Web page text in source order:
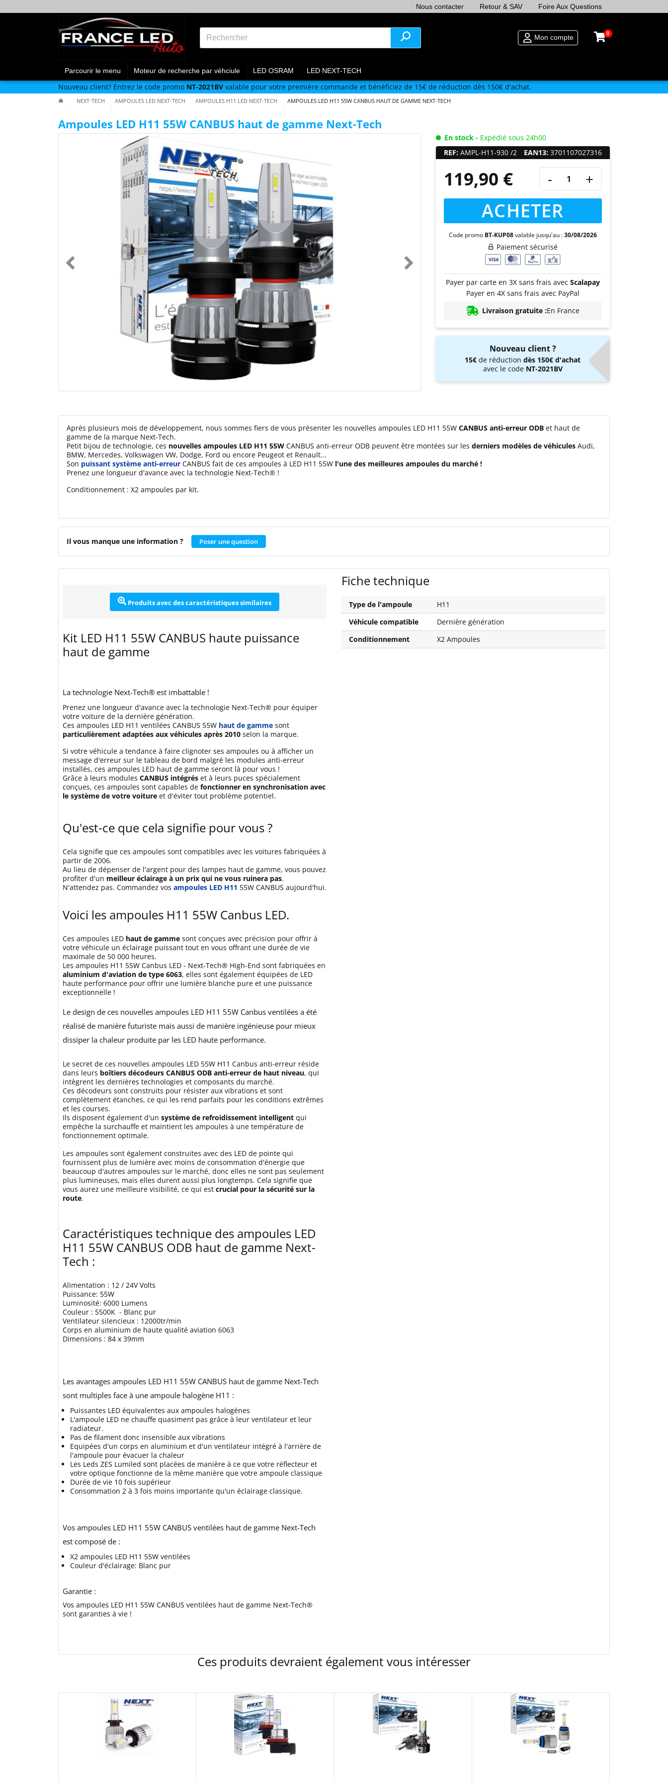
Nous contacter Retour & SAV Foire Aux Questions
Mon compte 0
Parcourir le menu Moteur de recherche par véhciule LED OSRAM LED NEXT-TECH
Nouveau client? Entrez le code promo NT-2021BV valable pour votre première commande et bénéficiez de 15€ de réduction dès 150€ d'achat.
NEXT-TECH AMPOULES LED NEXT-TECH AMPOULES H11 LED NEXT-TECH AMPOULES LED H11 55W CANBUS HAUT DE GAMME NEXT-TECH
Ampoules LED H11 55W CANBUS haut de gamme Next-Tech
En stock - Expédié sous 24h00
REF: AMPL-H11-930 /2 EAN13:3701107027316
119,90 € - +
ACHETER
Code promo BT-KUP08valable jusqu'au :30/08/2026
Paiement sécurisé
Payer par carte en 3X sans frais avec Scalapay
Payer en 4X sans frais avec PayPal
Livraison gratuite :En France
Nouveau client ?
15€ de réductiondès 150€ d'achat
avec le code NT-2021BV
Après plusieurs mois de développement, nous sommes fiers de vous présenter les nouvelles ampoules LED H11 55W CANBUS anti-erreur ODB et haut de
gamme de la marque Next-Tech.
Petit bijou de technologie, ces nouvelles ampoules LED H11 55W CANBUS anti-erreur ODB peuvent être montées sur les derniers modèles de véhicules Audi,
BMW, Mercedes, Volkswagen VW, Dodge, Ford ou encore Peugeot et Renault...
Son puissant système anti-erreur CANBUS fait de ces ampoules à LED H11 55W l'une des meilleures ampoules du marché !
Prenez une longueur d'avance avec la technologie Next-Tech® !
Conditionnement : X2 ampoules par kit.
Il vous manque une information ? Poser une question
Produits avec des caractéristiques similaires
Kit LED H11 55W CANBUS haute puissance
haut de gamme
La technologie Next-Tech® est imbattable !
Prenez une longueur d'avance avec la technologie Next-Tech® pour équiper
votre voiture de la dernière génération.
Ces ampoules LED H11 ventilées CANBUS 55W haut de gamme sont
particulièrement adaptées aux véhicules après 2010 selon la marque.
Si votre véhicule a tendance à faire clignoter ses ampoules ou à afficher un
message d'erreur sur le tableau de bord malgré les modules anti-erreur
installés, ces ampoules LED haut de gamme seront là pour vous !
Grâce à leurs modules CANBUS intégrés et à leurs puces spécialement
conçues, ces ampoules sont capables de fonctionner en synchronisation avec
le système de votre voiture et d'éviter tout problème potentiel.
Qu'est-ce que cela signifie pour vous ?
Cela signifie que ces ampoules sont compatibles avec les voitures fabriquées à
partir de 2006.
Au lieu de dépenser de l'argent pour des lampes haut de gamme, vous pouvez
profiter d'un meilleur éclairage à un prix qui ne vous ruinera pas.
N'attendez pas. Commandez vos ampoules LED H11 55W CANBUS aujourd'hui.
Voici les ampoules H11 55W Canbus LED.
Ces ampoules LED haut de gamme sont conçues avec précision pour offrir à
votre véhicule un éclairage puissant tout en vous offrant une durée de vie
maximale de 50 000 heures.
Les ampoules H11 55W Canbus LED - Next-Tech® High-End sont fabriquées en
aluminium d'aviation de type 6063, elles sont également équipées de LED
haute performance pour offrir une lumière blanche pure et une puissance
exceptionnelle !
Le design de ces nouvelles ampoules LED H11 55W Canbus ventilées a été
réalisé de manière futuriste mais aussi de manière ingénieuse pour mieux
dissiper la chaleur produite par les LED haute performance.
Le secret de ces nouvelles ampoules LED 55W H11 Canbus anti-erreur réside
dans leurs boîtiers décodeurs CANBUS ODB anti-erreur de haut niveau, qui
intègrent les dernières technologies et composants du marché.
Ces décodeurs sont construits pour résister aux vibrations et sont
complètement étanches, ce qui les rend parfaits pour les conditions extrêmes
et les courses.
Ils disposent également d'un système de refroidissement intelligent qui
empêche la surchauffe et maintient les ampoules à une température de
fonctionnement optimale.
Les ampoules sont également construites avec des LED de pointe qui
fournissent plus de lumière avec moins de consommation d'énergie que
beaucoup d'autres ampoules sur le marché, donc elles ne sont pas seulement
plus lumineuses, mais elles durent aussi plus longtemps. Cela signifie que
vous aurez une meilleure visibilité, ce qui est crucial pour la sécurité sur la
route.
Caractéristiques technique des ampoules LED
H11 55W CANBUS ODB haut de gamme Next-
Tech :
Alimentation : 12 / 24V Volts
Puissance: 55W
Luminosité: 6000 Lumens
Couleur : 5500K - Blanc pur
Ventilateur silencieux : 12000tr/min
Corps en aluminium de haute qualité aviation 6063
Dimensions : 84 x 39mm
Les avantages ampoules LED H11 55W CANBUS haut de gamme Next-Tech
sont multiples face à une ampoule halogène H11 :
Puissantes LED équivalentes aux ampoules halogènes
L'ampoule LED ne chauffe quasiment pas grâce à leur ventilateur et leur
radiateur.
Pas de filament donc insensible aux vibrations
Equipées d'un corps en aluminium et d'un ventilateur intégré à l'arrière de
l'ampoule pour évacuer la chaleur
Les Leds ZES Lumiled sont placées de manière à ce que votre réflecteur et
votre optique fonctionne de la même manière que votre ampoule classique
Durée de vie 10 fois supérieur
Consommation 2 à 3 fois moins importante qu'un éclairage classique.
Vos ampoules LED H11 55W CANBUS ventilées haut de gamme Next-Tech
est composé de :
X2 ampoules LED H11 55W ventilées
Couleur d'éclairage: Blanc pur
Garantie :
Vos ampoules LED H11 55W CANBUS ventilées haut de gamme Next-Tech®
sont garanties à vie !
Fiche technique
Type de l'ampoule
H11
Véhicule compatible
Dernière génération
Conditionnement
X2 Ampoules
Ces produits devraient également vous intéresser